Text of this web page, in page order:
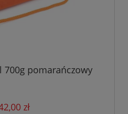
700g pomarańczowy
zł